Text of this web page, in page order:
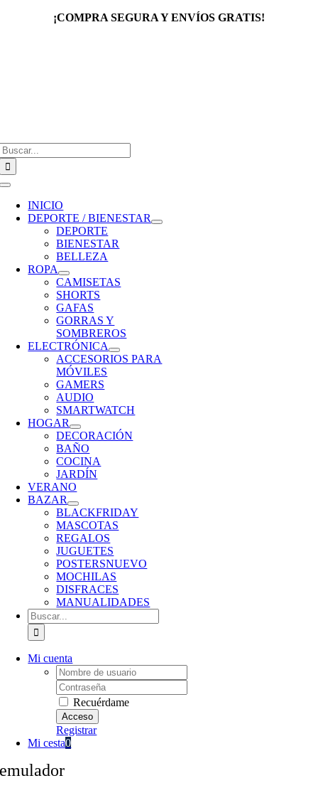
¡COMPRA SEGURA Y ENVÍOS GRATIS!
Toggle
Navigation
INICIO
DEPORTE / BIENESTAR
DEPORTE
BIENESTAR
BELLEZA
ROPA
CAMISETAS
SHORTS
GAFAS
GORRAS Y
SOMBREROS
ELECTRÓNICA
ACCESORIOS PARA
MÓVILES
GAMERS
AUDIO
SMARTWATCH
HOGAR
DECORACIÓN
BAÑO
COCINA
JARDÍN
VERANO
BAZAR
BLACKFRIDAY
MASCOTAS
REGALOS
JUGUETES
POSTERSNUEVO
MOCHILAS
DISFRACES
MANUALIDADES
Buscar:
Mi cuenta
Username:
Password:
Recuérdame
Registrar
Mi cesta0
emulador